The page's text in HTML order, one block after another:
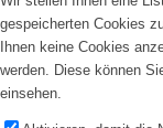
gespeicherten Cookies
Ihnen keine Cookies
werden. Diese können
einsehen.